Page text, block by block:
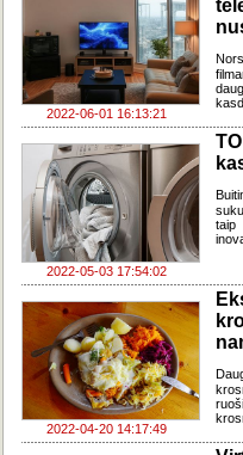
2022-06-01 16:13:21
2022-05-03 17:54:02
taip
2022-04-20 14:17:49